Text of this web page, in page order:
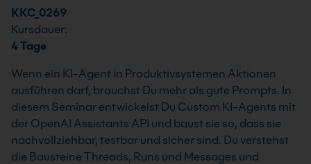
KKC_0269
Kursdauer:
4 Tage
Wenn ein KI-Agent in Produktivsystemen Aktionen
ausführen darf, brauchst Du mehr als gute Prompts. In
diesem Seminar entwickelst Du Custom KI-Agents mit
der OpenAI Assistants API und baust sie so, dass sie
nachvollziehbar, testbar und sicher sind. Du verstehst
die Bausteine Threads, Runs und Messages und